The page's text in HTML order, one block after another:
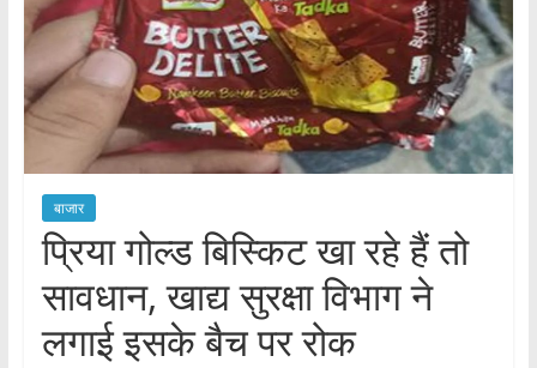
बाजार
प्रिया गोल्ड बिस्किट खा रहे हैं तो
सावधान, खाद्य सुरक्षा विभाग ने
लगाई इसके बैच पर रोक